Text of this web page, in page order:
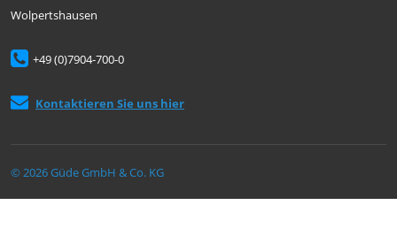
Wolpertshausen
+49 (0)7904-700-0
Kontaktieren Sie uns hier
© 2026 Güde GmbH & Co. KG